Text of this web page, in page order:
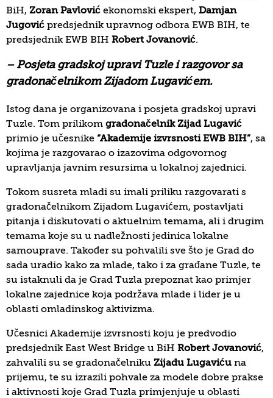
BiH, Zoran Pavlović ekonomski ekspert, Damjan
Jugović predsjednik upravnog odbora EWB BIH, te
predsjednik EWB BIH Robert Jovanović.
– Posjeta gradskoj upravi Tuzle i razgovor sa
gradonačelnikom Zijadom Lugavićem.
Istog dana je organizovana i posjeta gradskoj upravi
Tuzle. Tom prilikom gradonačelnik Zijad Lugavić
primio je učesnike “Akademije izvrsnosti EWB BIH”, sa
kojima je razgovarao o izazovima odgovornog
upravljanja javnim resursima u lokalnoj zajednici.
Tokom susreta mladi su imali priliku razgovarati s
gradonačelnikom Zijadom Lugavićem, postavljati
pitanja i diskutovati o aktuelnim temama, ali i drugim
temama koje su u nadležnosti jedinica lokalne
samouprave. Također su pohvalili sve što je Grad do
sada uradio kako za mlade, tako i za građane Tuzle, te
su istaknuli da je Grad Tuzla prepoznat kao primjer
lokalne zajednice koja podržava mlade i lider je u
oblasti omladinskog aktivizma.
Učesnici Akademije izvrsnosti koju je predvodio
predsjednik East West Bridge u BiH Robert Jovanović,
zahvalili su se gradonačelniku Zijadu Lugaviću na
prijemu, te su izrazili pohvale za modele dobre prakse
i aktivnosti koje Grad Tuzla primjenjuje u oblasti